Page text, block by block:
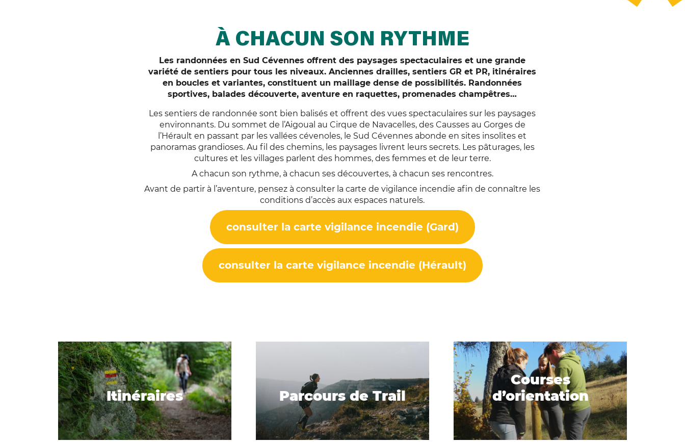
À CHACUN SON RYTHME
Les randonnées en Sud Cévennes offrent des paysages spectaculaires et une grande
variété de sentiers pour tous les niveaux. Anciennes drailles, sentiers GR et PR, itinéraires
en boucles et variantes, constituent un maillage dense de possibilités. Randonnées
sportives, balades découverte, aventure en raquettes, promenades champêtres…
Les sentiers de randonnée sont bien balisés et offrent des vues spectaculaires sur les paysages
environnants. Du sommet de l’Aigoual au Cirque de Navacelles, des Causses au Gorges de
l’Hérault en passant par les vallées cévenoles, le Sud Cévennes abonde en sites insolites et
panoramas grandioses. Au fil des chemins, les paysages livrent leurs secrets. Les pâturages, les
cultures et les villages parlent des hommes, des femmes et de leur terre.
A chacun son rythme, à chacun ses découvertes, à chacun ses rencontres.
Avant de partir à l’aventure, pensez à consulter la carte de vigilance incendie afin de connaître les
conditions d’accès aux espaces naturels.
consulter la carte vigilance incendie (Gard)
consulter la carte vigilance incendie (Hérault)
Itinéraires Parcours de Trail
Courses
d’orientation